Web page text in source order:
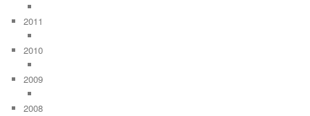
2011
2010
2009
2008